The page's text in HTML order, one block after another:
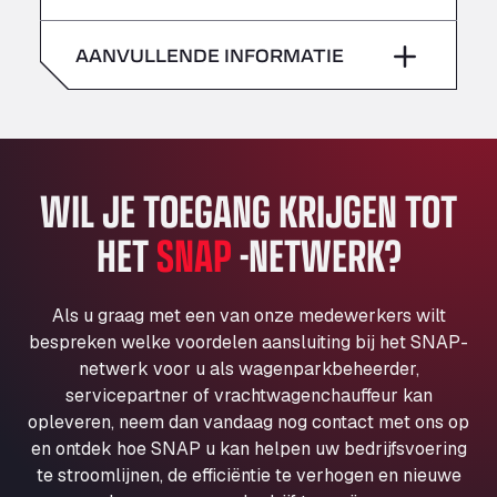
Klaverbladstaat 21, 3560
American Truck Wash
Av. des Etats-Unis 90, 6041
Aut. A4 Salida 288 Pol. Ind. del Guadiel, 23210
AP7 Salida 2, C/ Bassegoda, 4, 17700
Andamur Pamplona
A-15 Salida Imarcoain, 31119
Aut A1 Exit 385, 01207
Anglia Motel
Washway Road, PE12 8LT
Anpol Sp. z o.o.
Ul. Torunska 147, 85884
Aqua Ariva GmbH
Marie-Curie-Straße 24, 68219
zaterdag –
AANVULLENDE INFORMATIE
WIL JE TOEGANG KRIJGEN TOT
HETSNAP-NETWERK?
Als u graag met een van onze medewerkers wilt
bespreken welke voordelen aansluiting bij het SNAP-
netwerk voor u als wagenparkbeheerder,
servicepartner of vrachtwagenchauffeur kan
opleveren, neem dan vandaag nog contact met ons op
en ontdek hoe SNAP u kan helpen uw bedrijfsvoering
te stroomlijnen, de efficiëntie te verhogen en nieuwe